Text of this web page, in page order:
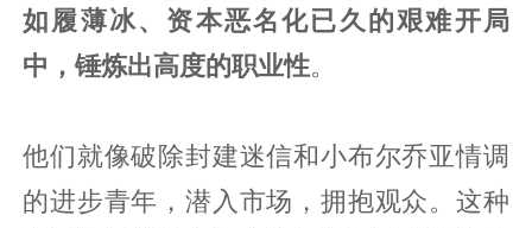
如履薄冰、资本恶名化已久的艰难开局
中，锤炼出高度的职业性。
他们就像破除封建迷信和小布尔乔亚情调
的进步青年，潜入市场，拥抱观众。这种